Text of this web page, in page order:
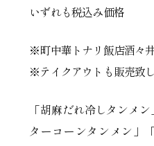
いずれも税込み価格
※町中華トナリ飯店酒々
※テイクアウトも販売致し
「胡麻だれ冷しタンメ
ターコーンタンメン」